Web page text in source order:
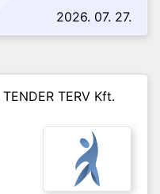
2026. 07. 27.
TERV Kft.